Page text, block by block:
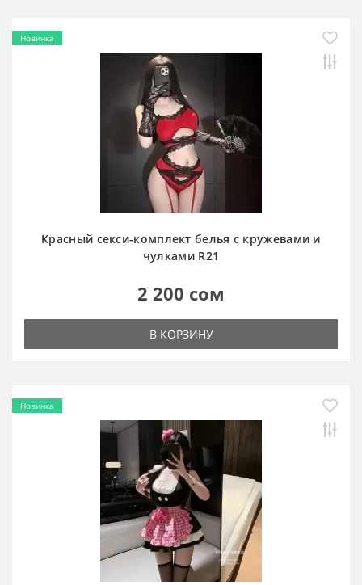
Новинка
Красный секси-комплект белья с кружевами и
чулками R21
2 200 сом
В КОРЗИНУ
Новинка